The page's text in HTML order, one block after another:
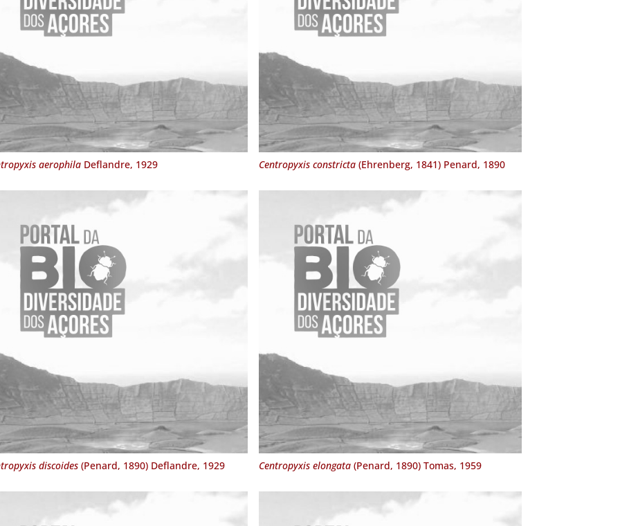
aerophilaDeflandre, 1929 Centropyxis constricta(Ehrenberg, 1841) Penard, 1890
discoides(Penard, 1890) Deflandre, 1929 Centropyxis elongata(Penard, 1890) Tomas, 1959